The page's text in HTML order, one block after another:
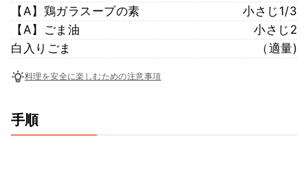
【A】鶏ガラスープの素
小さじ1/3
【A】ごま油
小さじ2
白入りごま
（適量)
料理を安全に楽しむための注意事項
手順